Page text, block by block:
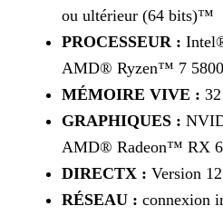
ou ultérieur (64 bits)™
PROCESSEUR :
AMD® Ryzen™ 7
MÉMOIRE VIVE :
GRAPHIQUES :
AMD® Radeon™ RX
DIRECTX : Version 12
RÉSEAU : connexion